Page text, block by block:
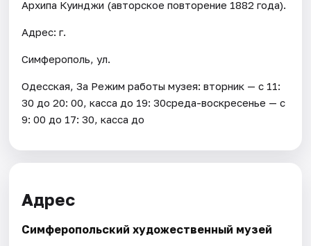
Архипа Куинджи (авторское повторение 1882 года).
Адрес: г.
Симферополь, ул.
Одесская, 3а Режим работы музея: вторник — с 11:
30 до 20: 00, касса до 19: 30среда-воскресенье — с
9: 00 до 17: 30, касса до
Адрес
Симферопольский художественный музей